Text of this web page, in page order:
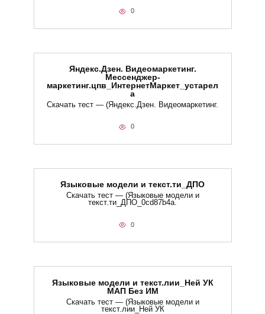
0
Яндекс.Дзен. Видеомаркетинг.
Мессенджер-
маркетинг.цпв_ИнтернетМаркет_устарел
а
Скачать тест — (Яндекс.Дзен. Видеомаркетинг.
0
Языковые модели и текст.ти_ДПО
Скачать тест — (Языковые модели и
текст.ти_ДПО_0cd87b4a.
0
Языковые модели и текст.лии_Ней УК
МАП Без ИМ
Скачать тест — (Языковые модели и
текст.лии_Ней УК